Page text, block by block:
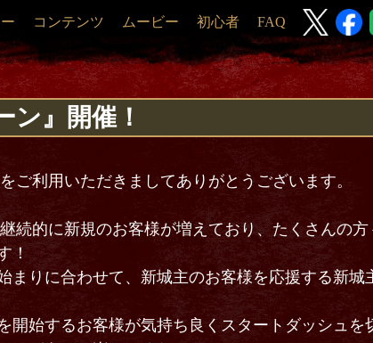
コンテンツ ムービー 初心者 FAQ
ン』開催！
ご利用いただきましてありがとうございます。
続的に新規のお客様が増えており、たくさんの方
！
まりに合わせて、新城主のお客様を応援する新城
開始するお客様が気持ち良くスタートダッシュを